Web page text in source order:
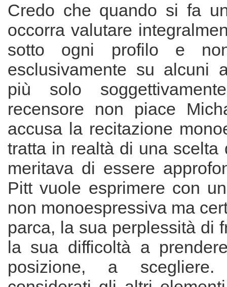
Credo che quando si fa
occorra valutare
sotto ogni profilo e
esclusivamente su alcuni
più solo
recensore non piace
accusa la recitazione
tratta in realtà di una scelta
meritava di essere
Pitt vuole esprimere con
non monoespressiva ma
parca, la sua perplessità di
la sua difficoltà a
posizione, a